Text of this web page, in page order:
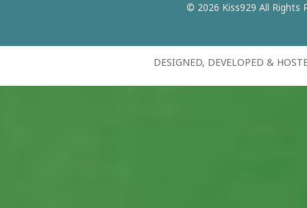
© 2026 Kiss929 All Rights
DESIGNED, DEVELOPED &